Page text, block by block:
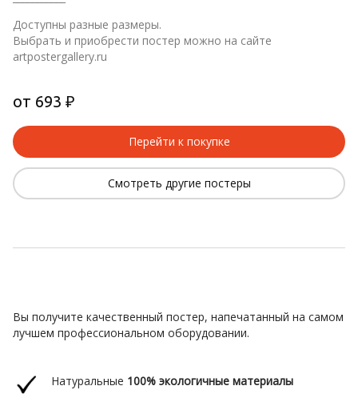
Доступны разные размеры.
Выбрать и приобрести постер можно на сайте
artpostergallery.ru
от 693 ₽
Перейти к покупке
Смотреть другие постеры
Вы получите качественный постер, напечатанный на самом
лучшем профессиональном оборудовании.
Натуральные 100% экологичные материалы